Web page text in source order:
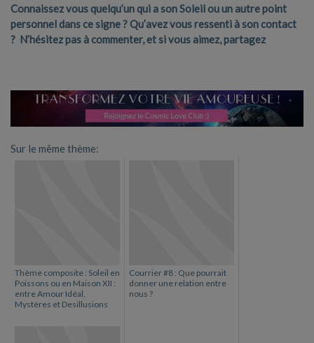
Connaissez vous quelqu’un qui a son Soleil ou un autre point
personnel dans ce signe ? Qu’avez vous ressenti à son contact
? N’hésitez pas à commenter, et si vous aimez, partagez
Sur le même thème:
Thème composite : Soleil en
Poissons ou en Maison XII :
entre Amour Idéal,
Mystères et Desillusions
Courrier #8 : Que pourrait
donner une relation entre
nous ?